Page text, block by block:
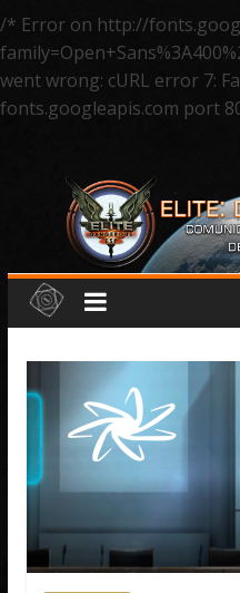
/* Error on http://
went wrong: cURL error 7:
fonts.googleapis.com port